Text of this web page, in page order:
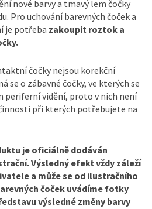
nové barvy a tmavý lem čočky
Pro uchování barevných čoček a
je potřeba zakoupit roztok a
čočky nejsou korekční
se o zábavné čočky, ve kterých se
periferní vidění, proto v nich není
při kterých potřebujete na
je oficiálně dodáván
Výsledný efekt vždy záleží
a může se od ilustračního
čoček uvádíme fotky
výsledné změny barvy